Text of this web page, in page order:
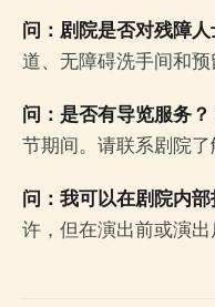
问：剧院是否对残障人
道、无障碍洗手间和预
问：是否有导览服务？
节期间。请联系剧院了
问：我可以在剧院内部
许，但在演出前或演出